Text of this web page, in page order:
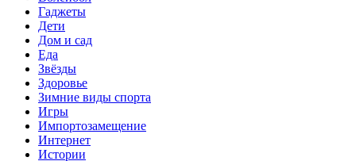
Гаджеты
Дети
Дом и сад
Еда
Звёзды
Здоровье
Зимние виды спорта
Игры
Импортозамещение
Интернет
Истории